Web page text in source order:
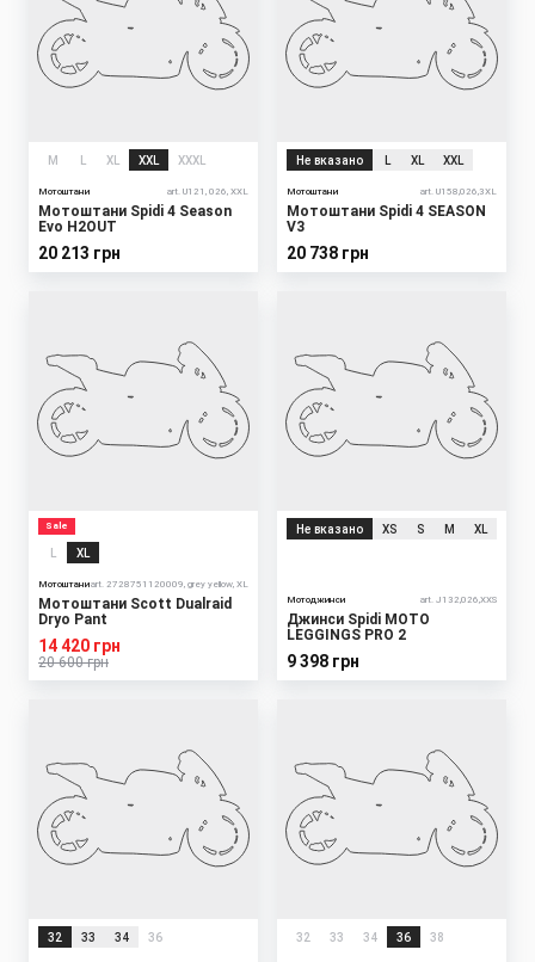
M XL XXL XXXL
Мотоштани art. U121, 026, XXL
Мотоштани Spidi 4 Season
Evo H2OUT
20 213 грн
Не вказано XL XXL
Мотоштани art. U158,026,3XL
Мотоштани Spidi 4 SEASON
V3
20 738 грн
Sale
XL
Мотоштаниart. 2728751120009, grey yellow, XL
Мотоштани Scott Dualraid
Dryo Pant
20 600 грн
14 420 грн
Не вказано XS S M XL
Мотоджинси art. J132,026,XXS
Джинси Spidi MOTO
LEGGINGS PRO 2
9 398 грн
32 33 34 36 32 33 34 36 38